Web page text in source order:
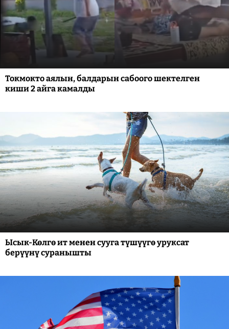
Токмокто аялын, балдарын сабоого шектелген
киши 2 айга камалды
Ысык-Көлгө ит менен сууга түшүүгө уруксат
берүүнү суранышты